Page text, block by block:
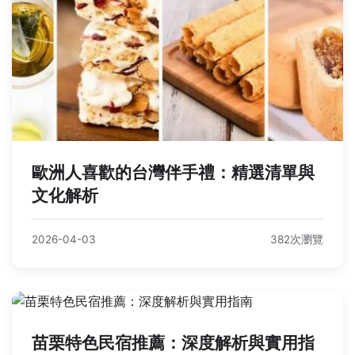
歐洲人喜歡的台灣伴手禮：精選清單與
文化解析
2026-04-03 382次瀏覽
苗栗特色民宿推薦：深度解析與實用指